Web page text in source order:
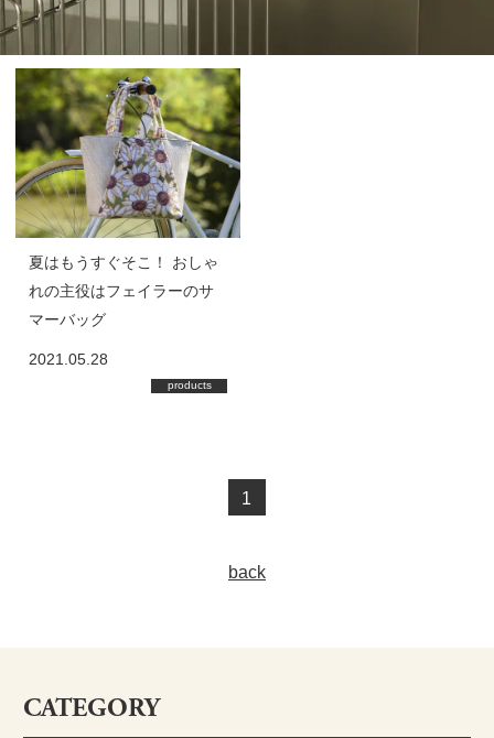
夏はもうすぐそこ！ おしゃ
れの主役はフェイラーのサ
マーバッグ
2021.05.28
products
1
back
CATEGORY